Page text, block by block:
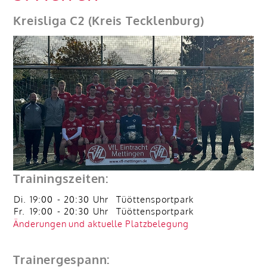
Kreisliga C2 (Kreis Tecklenburg)
Trainingszeiten:
Di. 19:00 - 20:30 Uhr
Tüöttensportpark
Fr. 19:00 - 20:30 Uhr
Tüöttensportpark
Änderungen und aktuelle Platzbelegung
Trainergespann: